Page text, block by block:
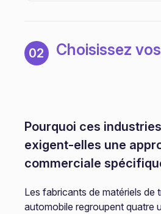
02 Choisissez
Pourquoi ces
exigent-elles une
commerciale
Les fabricants de matériels de
automobile regroupent quatre